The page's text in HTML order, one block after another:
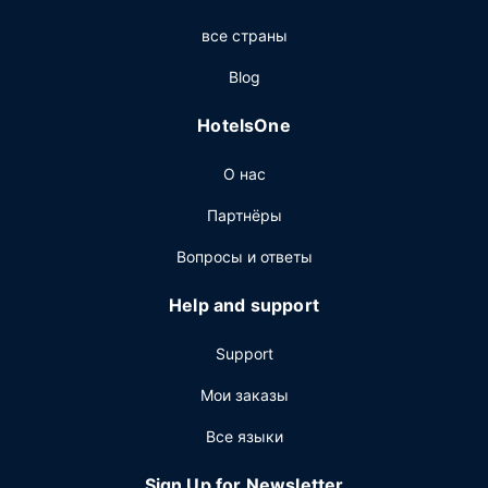
интернет, услуги консьержа и игровой зал.
из своих 2 ресторана(ов). Это отличное место, чтобы
мексиканская кухня. Тем, кому не хочется покидать
свой номер, отель предлагает обслуживание номеров
(по расписанию). К услугам гостей также кофейня/
кафе с легкими закусками. В конце дня вы можете
Другие особенности
бизнес-центр, химчистка или прачечная и
круглосуточная работа стойки регистрации. Для
следующее: конференц-центр и переговорная
все страны
Blog
HotelsOne
О нас
Партнёры
Вопросы и ответы
Help and support
Support
Мои заказы
Все языки